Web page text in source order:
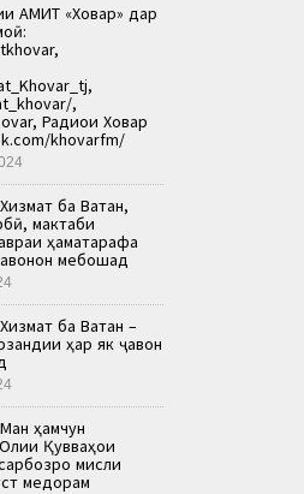
АМИТ «Ховар» дар
,
Радиои Ховар
khovarfm/
ба Ватан,
мактаби
ҳаматарафа
мебошад
ба Ватан –
ҳар як ҷавон
ҳамчун
Қувваҳои
мисли
медорам